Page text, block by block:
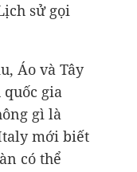
sử gọi
Áo và Tây
gia
gì là
mới biết
có thể